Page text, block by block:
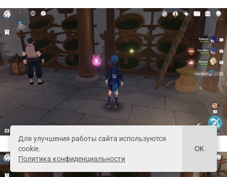
Для улучшения работы сайта используются
cookie.
Политика конфиденциальности
OK